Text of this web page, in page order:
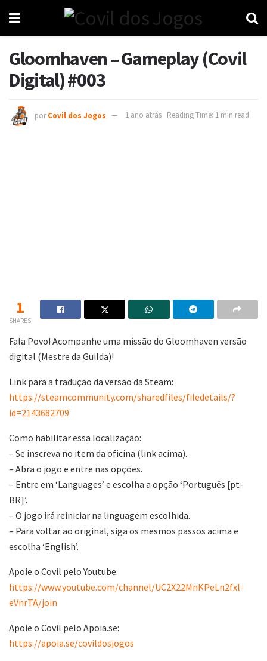
Gloomhaven – Gameplay (Covil
Digital) #003
por Covil dos Jogos 1 ano atrás Reading Time: 1 min read
1
SHARES
Fala Povo! Acompanhe uma missão do Gloomhaven versão
digital (Mestre da Guilda)!
Link para a tradução da versão da Steam:
https://steamcommunity.com/sharedfiles/filedetails/?
id=2143682709
Como habilitar essa localização:
– Se inscreva no item da oficina (link acima).
– Abra o jogo e entre nas opções.
– Entre em ‘Languages’ e escolha a opção ‘Português [pt-
BR]’.
– O jogo irá reiniciar na linguagem escolhida.
– Para voltar ao original, siga os mesmos passos acima e
escolha ‘English’.
Apoie o Covil pelo Youtube:
https://www.youtube.com/channel/UC2X22MnKPeLn2fxl-
eVnrTA/join
Apoie o Covil pelo Apoia.se:
https://apoia.se/covildosjogos